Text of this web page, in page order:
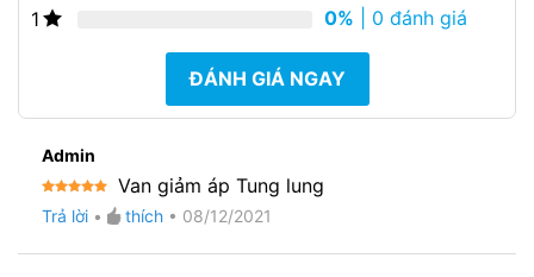
1
0% | 0 đánh giá
ĐÁNH GIÁ NGAY
Admin
hạng55
Van giảm áp Tung lung
Trả lời • thích • 08/12/2021